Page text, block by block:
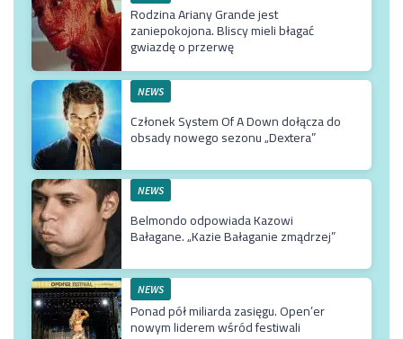
Rodzina Ariany Grande jest
zaniepokojona. Bliscy mieli błagać
gwiazdę o przerwę
NEWS
Członek System Of A Down dołącza do
obsady nowego sezonu „Dextera”
NEWS
Belmondo odpowiada Kazowi
Bałagane. „Kazie Bałaganie zmądrzej”
NEWS
Ponad pół miliarda zasięgu. Open’er
nowym liderem wśród festiwali